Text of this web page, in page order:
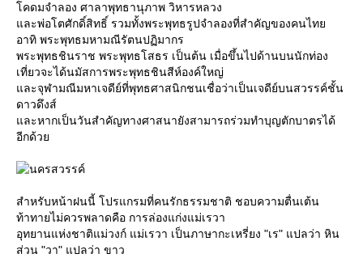
คดมจำลอง ศาลาพุทธานุภาพ วิหารหลวง
ละพ่อโตศักดิ์สิทธิ์ รวมทั้งพระพุทธรูปจำลองที่สำคัญของคนไท
อาทิ พระพุทธมหามณีรัตนปฏิมากร
พระพุทธชินราช พระพุทธโสธร เป็นต้น เมื่อขึ้นไปด้านบนนักท่อง
เที่ยวจะได้นมัสการพระพุทธชินสีห์องค์ใหญ่
ละจุฬามณีมหาเจดีย์ที่พุทธศาสนิกชนเชื่อว่าเป็นเจดีย์บนสวรรค์ชั้น
ดาวดึงส์
ละหากเป็นวันสำคัญทางศาสนายังสามารถร่วมทำบุญตักบาตรได้
อีกด้ว
สำหรับหน้าฝนนี้ โปรแกรมที่คนรักธรรมชาติ ชอบความตื่นเต้น
ท้าทายไม่ควรพลาดคือ การล่องแก่งแม่เรวา
อุทยานแห่งชาติแม่วงก์ แม่เรวา เป็นภาษากะเหรี่ยง "เร" แปลว่า หิน
ส่วน "วา" แปลว่า ขาว